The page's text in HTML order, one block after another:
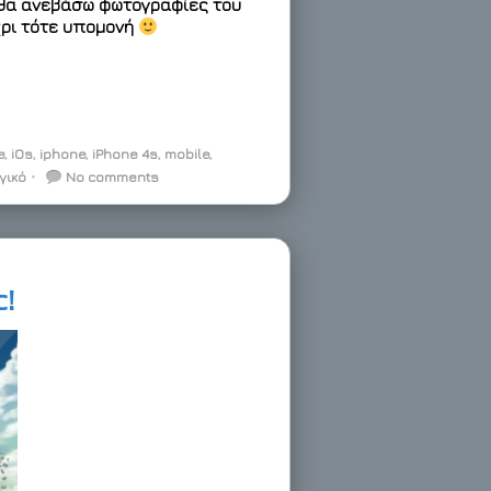
ανεβάσω φωτογραφίες του
τότε υπομονή
, iOs, iphone, iPhone 4s, mobile,
⋅ No comments